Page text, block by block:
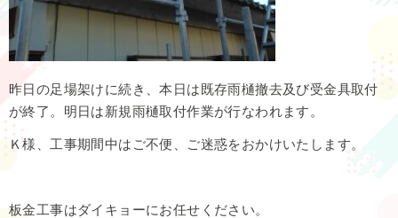
昨日の足場架けに続き、本日は既存雨樋撤去及び受金具取付
が終了。明日は新規雨樋取付作業が行なわれます。
Ｋ様、工事期間中はご不便、ご迷惑をおかけいたします。
板金工事はダイキョーにお任せください。